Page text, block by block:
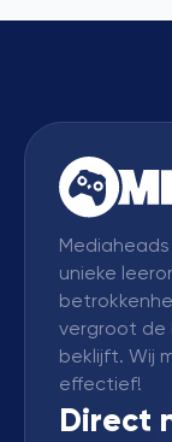
unieke
vergroot de
beklijft. Wij
effectief!
Direct